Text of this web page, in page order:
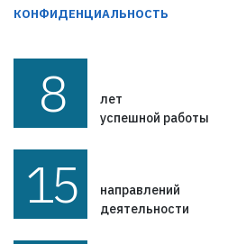
КОНФИДЕНЦИАЛЬНОСТЬ
8
лет
успешной работы
15
направлений
деятельности